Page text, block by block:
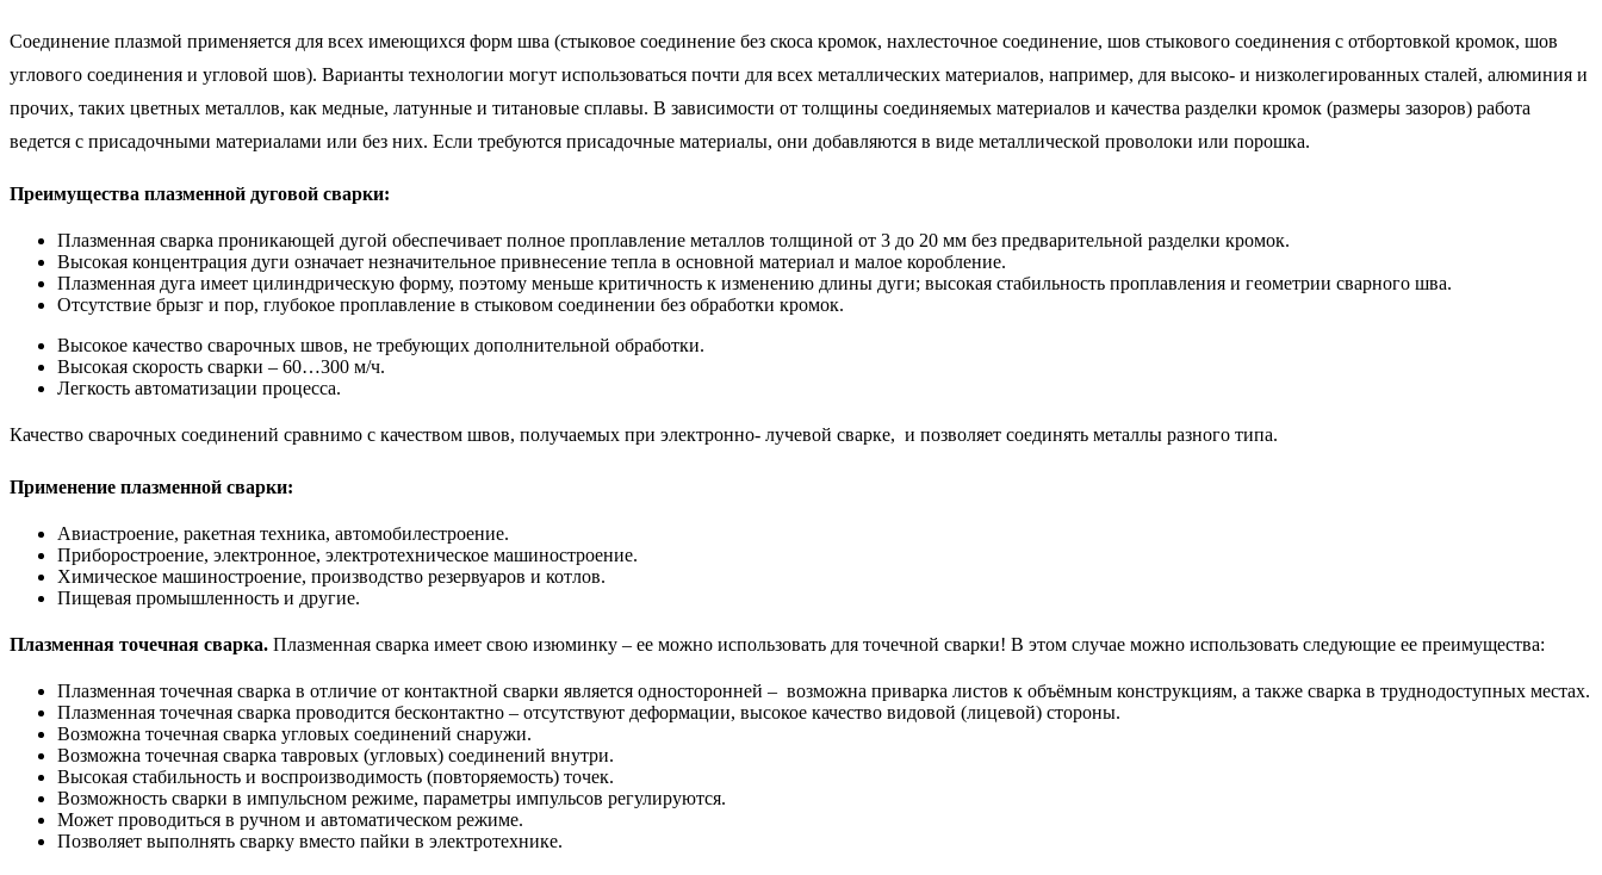
Соединение плазмой применяется для всех имеющихся форм шва (стыковое соединение без скоса кромок, нахлесточное соединение, шов стыкового соединения с отбортовкой кромок, шов
углового соединения и угловой шов). Варианты технологии могут использоваться почти для всех металлических материалов, например, для высоко- и низколегированных сталей, алюминия и
прочих, таких цветных металлов, как медные, латунные и титановые сплавы. В зависимости от толщины соединяемых материалов и качества разделки кромок (размеры зазоров) работа
ведется с присадочными материалами или без них. Если требуются присадочные материалы, они добавляются в виде металлической проволоки или порошка.
Преимущества плазменной дуговой сварки:
Плазменная сварка проникающей дугой обеспечивает полное проплавление металлов толщиной от 3 до 20 мм без предварительной разделки кромок.
Высокая концентрация дуги означает незначительное привнесение тепла в основной материал и малое коробление.
Плазменная дуга имеет цилиндрическую форму, поэтому меньше критичность к изменению длины дуги; высокая стабильность проплавления и геометрии сварного шва.
Отсутствие брызг и пор, глубокое проплавление в стыковом соединении без обработки кромок.
Высокое качество сварочных швов, не требующих дополнительной обработки.
Высокая скорость сварки – 60…300 м/ч.
Легкость автоматизации процесса.
Качество сварочных соединений сравнимо с качеством швов, получаемых при электронно- лучевой сварке, и позволяет соединять металлы разного типа.
Применение плазменной сварки:
Авиастроение, ракетная техника, автомобилестроение.
Приборостроение, электронное, электротехническое машиностроение.
Химическое машиностроение, производство резервуаров и котлов.
Пищевая промышленность и другие.
Плазменная точечная сварка. Плазменная сварка имеет свою изюминку – ее можно использовать для точечной сварки! В этом случае можно использовать следующие ее преимущества:
Плазменная точечная сварка в отличие от контактной сварки является односторонней – возможна приварка листов к объёмным конструкциям, а также сварка в труднодоступных местах.
Плазменная точечная сварка проводится бесконтактно – отсутствуют деформации, высокое качество видовой (лицевой) стороны.
Возможна точечная сварка угловых соединений снаружи.
Возможна точечная сварка тавровых (угловых) соединений внутри.
Высокая стабильность и воспроизводимость (повторяемость) точек.
Возможность сварки в импульсном режиме, параметры импульсов регулируются.
Может проводиться в ручном и автоматическом режиме.
Позволяет выполнять сварку вместо пайки в электротехнике.